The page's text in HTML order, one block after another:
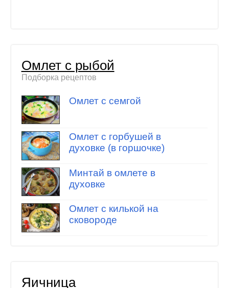
Омлет с рыбой
Подборка рецептов
Омлет с семгой
Омлет с горбушей в
духовке (в горшочке)
Минтай в омлете в
духовке
Омлет с килькой на
сковороде
Яичница